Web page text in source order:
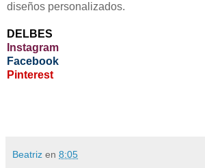
diseños personalizados.
DELBES
Instagram
Facebook
Pinterest
Beatriz en 8:05